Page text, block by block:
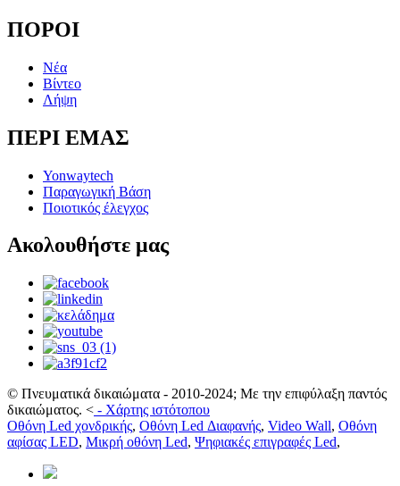
ΠΟΡΟΙ
Νέα
Βίντεο
Λήψη
ΠΕΡΙ ΕΜΑΣ
Yonwaytech
Παραγωγική Βάση
Ποιοτικός έλεγχος
Ακολουθήστε μας
© Πνευματικά δικαιώματα - 2010-2024; Με την επιφύλαξη παντός
δικαιώματος. < - Χάρτης ιστότοπου
Οθόνη Led χονδρικής, Οθόνη Led Διαφανής, Video Wall, Οθόνη
αφίσας LED, Μικρή οθόνη Led, Ψηφιακές επιγραφές Led,